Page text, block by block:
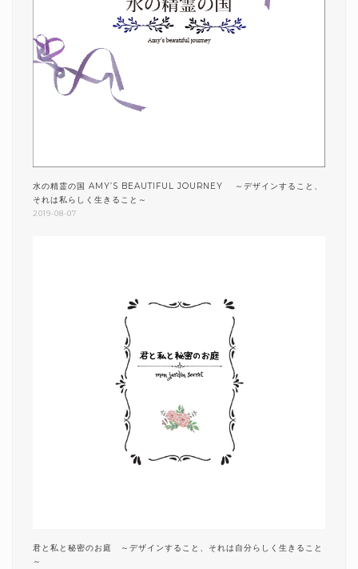
水の精霊の国 AMY’S BEAUTIFUL JOURNEY ～デザインすること、
それは私らしく生きること～
2019-08-07
君と私と秘密のお庭 ～デザインすること、それは自分らしく生きること
～